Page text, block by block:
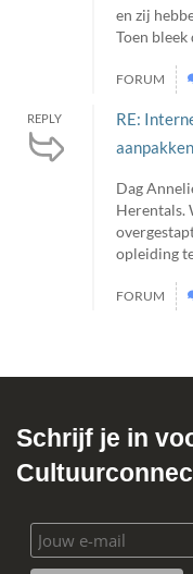
en zij
Toen bleek
FORUM
REPLY
RE:
Dag
Herentals.
opleiding
FORUM
Schrijf je in